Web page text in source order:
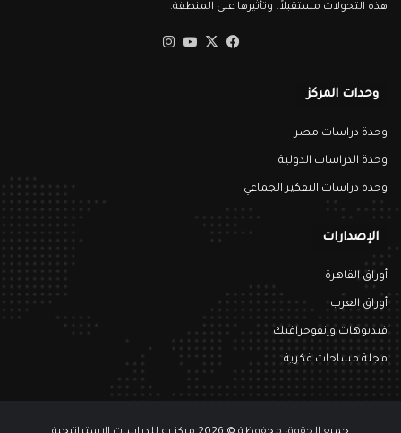
هذه التحولات مستقبلاً، وتأثيرها على المنطقة.
فيسبوك
‫X
‫YouTube
وحدات المركز
وحدة دراسات مصر
وحدة الدراسات الدولية
وحدة دراسات التفكير الجماعي
الإصدارات
أوراق القاهرة
أوراق العرب
فيديوهات وإنفوجرافيك
مجلة مساحات فكرية